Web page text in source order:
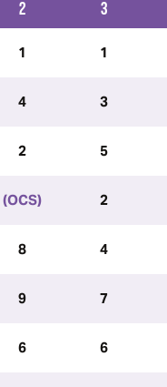
2 3
1 1
4 3
2 5
(OCS) 2
8 4
9 7
6 6